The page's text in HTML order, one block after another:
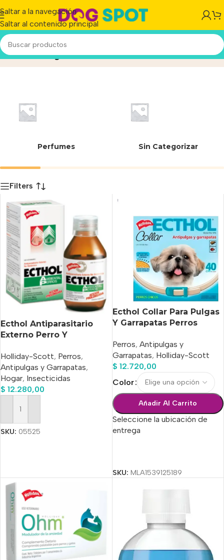
Saltar a la navegación
Saltar al contenido principal
HollidayInicio/Producto
Perfumes Sin Categorizar
Filters
Ecthol Antiparasitario
Externo Perro Y
Holliday-Scott, Perros,
Antipulgas y Garrapatas,
Hogar, Insecticidas
$ 12.280,00
Añadir Al Carrito
SKU: 05525
Ecthol Collar Para Pulgas
Y Garrapatas Perros
Perros, Antipulgas y
Garrapatas, Holliday-Scott
$ 12.720,00
Color
Añadir Al Carrito
Seleccione la ubicación de
entrega
SKU: MLA1539125189